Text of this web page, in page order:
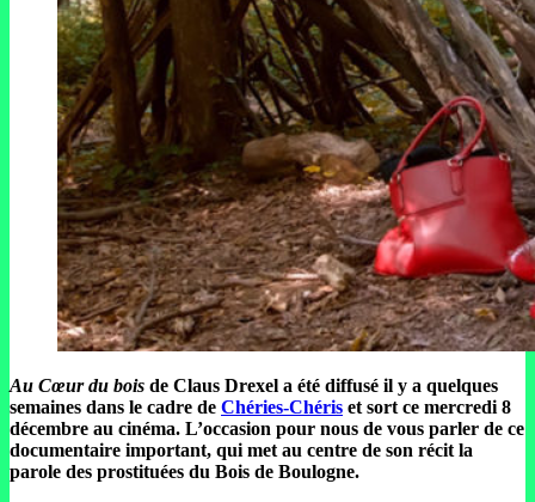
Au Cœur du bois de Claus Drexel a été diffusé il y a quelques
semaines dans le cadre de Chéries-Chéris et sort ce mercredi 8
décembre au cinéma. L’occasion pour nous de vous parler de ce
documentaire important, qui met au centre de son récit la
parole des prostituées du Bois de Boulogne.